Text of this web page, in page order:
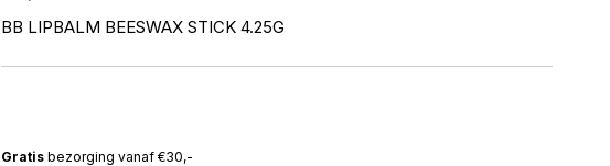
BB LIPBALM BEESWAX STICK 4.25G
Gratis bezorging vanaf €30,-